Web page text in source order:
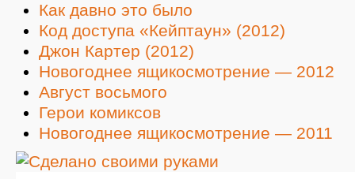
Как давно это было
Код доступа «Кейптаун» (2012)
Джон Картер (2012)
Новогоднее ящикосмотрение — 2012
Август восьмого
Герои комиксов
Новогоднее ящикосмотрение — 2011